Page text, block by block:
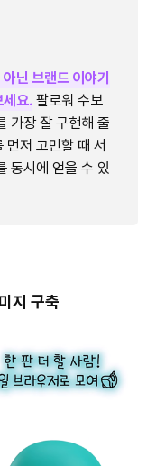
닌 브랜드 이야기
요.팔로워 수보
가장 잘 구현해 줄
먼저 고민할 때 서
동시에 얻을 수 있
지 구축